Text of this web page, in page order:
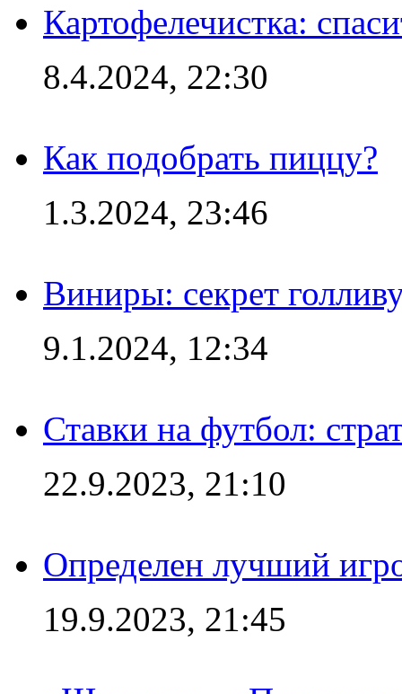
Картофелечистка:
8.4.2024, 22:30
Как подобрать пиццу?
1.3.2024, 23:46
Виниры: секрет
9.1.2024, 12:34
Ставки на футбол:
22.9.2023, 21:10
Определен лучший
19.9.2023, 21:45